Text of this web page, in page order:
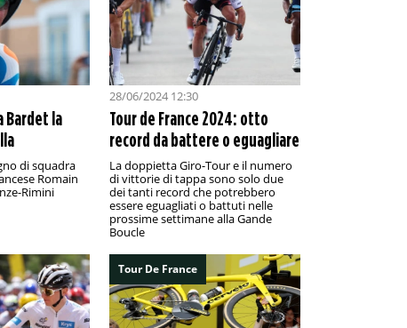
Bardet la
di squadra
Romain
Rimini
28/06/2024 12:30
Tour de France 2024: otto
record da battere o eguagliare
La doppietta Giro-Tour e il numero
di vittorie di tappa sono solo due
dei tanti record che potrebbero
essere eguagliati o battuti nelle
prossime settimane alla Gande
Boucle
Tour De France